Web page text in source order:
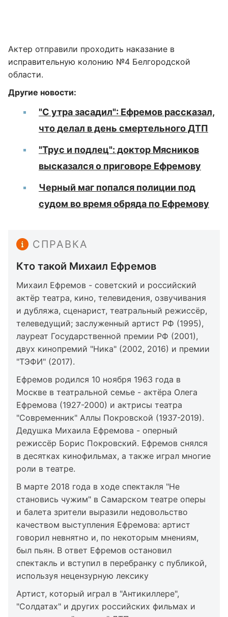
Актер отправили проходить наказание в
исправительную колонию №4 Белгородской
области.
Другие новости:
"С утра засадил": Ефремов рассказал,
что делал в день смертельного ДТП
"Трус и подлец": доктор Мясников
высказался о приговоре Ефремову
Черный маг попался полиции под
судом во время обряда по Ефремову
СПРАВКА
Кто такой Михаил Ефремов
Михаил Ефремов - советский и российский
актёр театра, кино, телевидения, озвучивания
и дубляжа, сценарист, театральный режиссёр,
телеведущий; заслуженный артист РФ (1995),
лауреат Государственной премии РФ (2001),
двух кинопремий "Ника" (2002, 2016) и премии
"ТЭФИ" (2017).
Ефремов родился 10 ноября 1963 года в
Москве в театральной семье - актёра Олега
Ефремова (1927-2000) и актрисы театра
"Современник" Аллы Покровской (1937-2019).
Дедушка Михаила Ефремова - оперный
режиссёр Борис Покровский. Ефремов снялся
в десятках кинофильмах, а также играл многие
роли в театре.
В марте 2018 года в ходе спектакля "Не
становись чужим" в Самарском театре оперы
и балета зрители выразили недовольство
качеством выступления Ефремова: артист
говорил невнятно и, по некоторым мнениям,
был пьян. В ответ Ефремов остановил
спектакль и вступил в перебранку с публикой,
используя нецензурную лексику
Артист, который играл в "Антикиллере",
"Солдатах" и других российских фильмах и